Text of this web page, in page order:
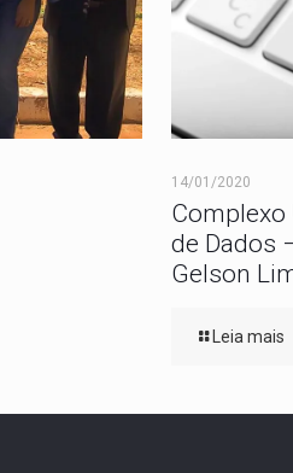
14/01/2020
Complexo
de Dados
Gelson
Leia mais